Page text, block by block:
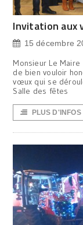
Invitation aux
15 décembre
Monsieur Le
de bien vouloir
vœux qui se
Salle des fêtes
PLUS D'INFOS